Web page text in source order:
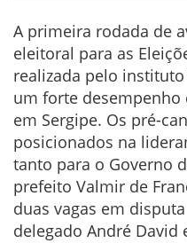
A primeira rodada de
eleitoral para as
realizada pelo
um forte
em Sergipe. Os pré-
posicionados na
tanto para o Governo
prefeito Valmir de
duas vagas em
delegado André David